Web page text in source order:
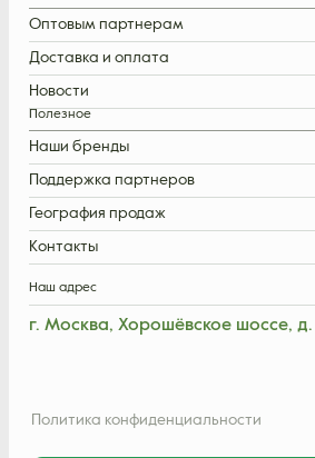
Оптовым партнерам
Доставка и оплата
Новости
Полезное
Наши бренды
Поддержка партнеров
География продаж
Контакты
Политика конфиденциальности
Наш адрес
г. Москва, Хорошёвское шоссе, д.